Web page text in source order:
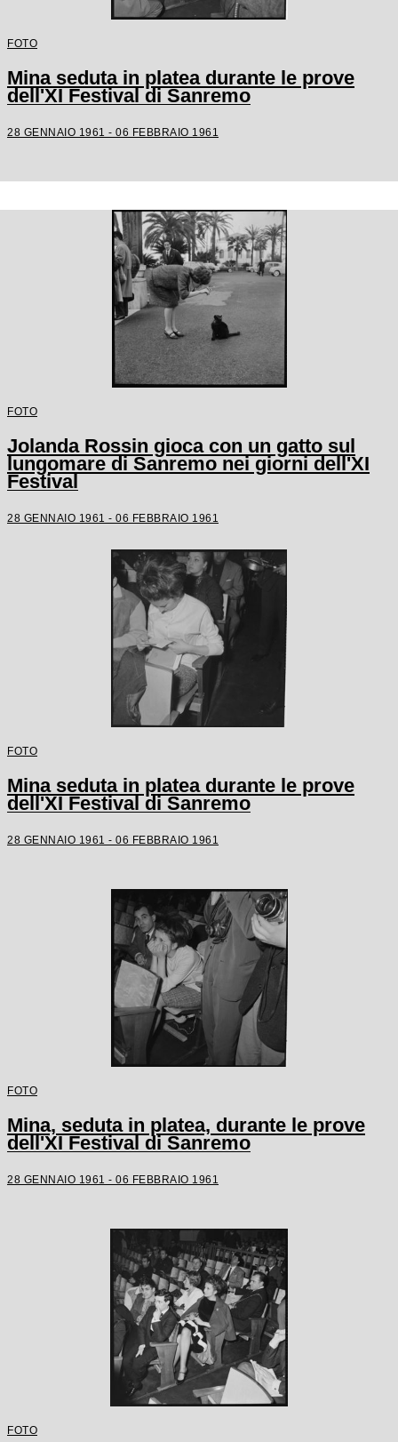
FOTO
Mina seduta in platea durante le prove
dell'XI Festival di Sanremo
28 GENNAIO 1961 - 06 FEBBRAIO 1961
FOTO
Jolanda Rossin gioca con un gatto sul
lungomare di Sanremo nei giorni dell'XI
Festival
28 GENNAIO 1961 - 06 FEBBRAIO 1961
FOTO
Mina seduta in platea durante le prove
dell'XI Festival di Sanremo
28 GENNAIO 1961 - 06 FEBBRAIO 1961
FOTO
Mina, seduta in platea, durante le prove
dell'XI Festival di Sanremo
28 GENNAIO 1961 - 06 FEBBRAIO 1961
FOTO